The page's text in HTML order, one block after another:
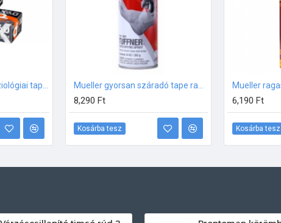
8,290 Ft
Kosárba tesz
6,190 Ft
Kosárba tesz